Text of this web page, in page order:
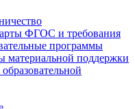
ФГОС и требования
программы
поддержки